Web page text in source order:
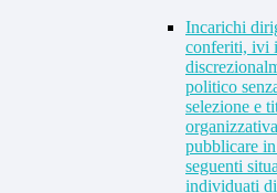
Incarichi
conferiti, ivi
politico
selezione e
pubblicare
seguenti
individuati